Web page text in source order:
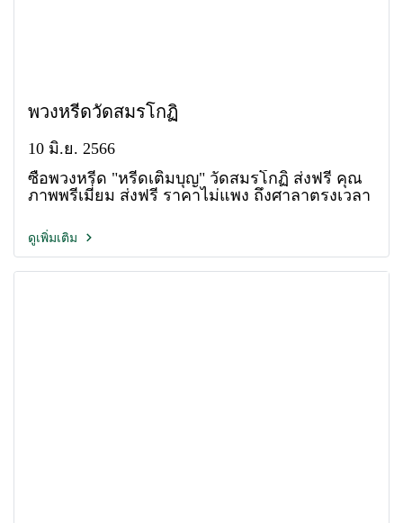
พวงหรีดวัดสมรโกฏิ
10 มิ.ย. 2566
ซื้อพวงหรีด "หรีดเติมบุญ" วัดสมรโกฏิ ส่งฟรี คุณ
ภาพพรีเมี่ยม ส่งฟรี ราคาไม่แพง ถึงศาลาตรงเวลา
ดูเพิ่มเติม